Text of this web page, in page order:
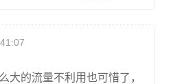
大的流量不利用也可惜了，